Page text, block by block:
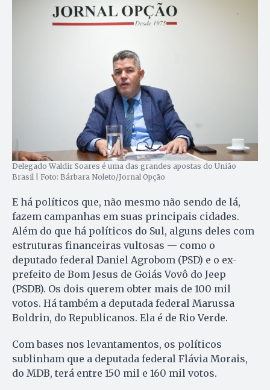
Delegado Waldir Soares é uma das grandes apostas do União
Brasil | Foto: Bárbara Noleto/Jornal Opção
E há políticos que, não mesmo não sendo de lá,
fazem campanhas em suas principais cidades.
Além do que há políticos do Sul, alguns deles com
estruturas financeiras vultosas — como o
deputado federal Daniel Agrobom (PSD) e o ex-
prefeito de Bom Jesus de Goiás Vovô do Jeep
(PSDB). Os dois querem obter mais de 100 mil
votos. Há também a deputada federal Marussa
Boldrin, do Republicanos. Ela é de Rio Verde.
Com bases nos levantamentos, os políticos
sublinham que a deputada federal Flávia Morais,
do MDB, terá entre 150 mil e 160 mil votos.